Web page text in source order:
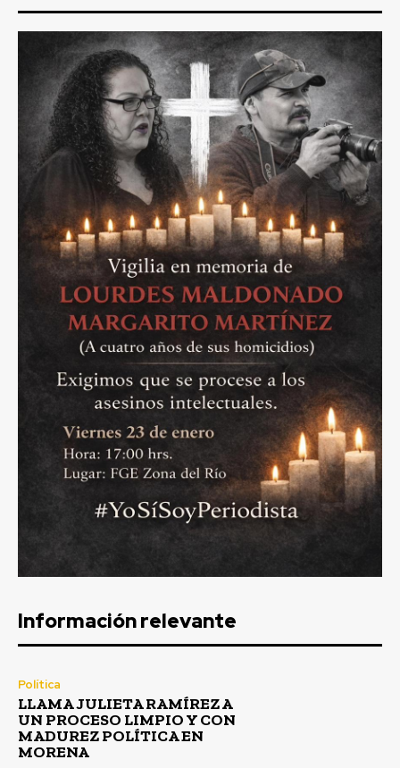
Información relevante
Política
LLAMA JULIETA RAMÍREZ A
UN PROCESO LIMPIO Y CON
MADUREZ POLÍTICA EN
MORENA